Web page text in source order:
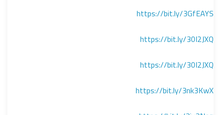
https://bit.ly/3GfEAYS
https://bit.ly/30I2JXQ
https://bit.ly/30I2JXQ
https://bit.ly/3nk3KwX